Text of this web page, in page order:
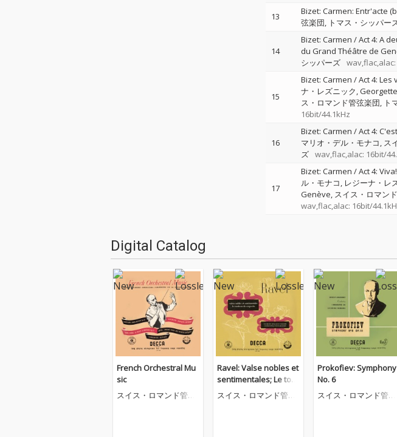
13 Bizet: Carmen: Entr'acte
弦楽団
トマス・シッパー
14
Bizet: Carmen / Act 4: A
du Grand Théâtre de
シッパーズ
15
Bizet: Carmen / Act 4: Les
ナ・レズニック
ス・ロマンド管弦楽団
ト
16bit/44.1kHz
16
Bizet: Carmen / Act 4:
マリオ・デル・モナコ ス
ズ wav,flac,alac: 16bit/
17
Bizet: Carmen / Act 4:
ル・モナコ レジーナ・レ
Genève スイス・ロマン
wav,flac,alac: 16bit/
Digital Catalog
French Orchestral Mu
sic
スイス・ロマンド管弦
Ravel: Valse nobles et
sentimentales; Le tom
beau de Couperin
スイス・ロマンド管弦
Prokofiev: Symphony
No. 6
スイス・ロマンド管弦